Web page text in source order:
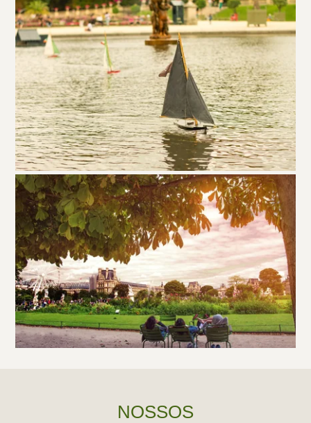
NOSSOS